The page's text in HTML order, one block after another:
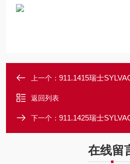
上一个： 911.1415瑞士SYLVAC
返回列表
下一个： 911.1425瑞士SYLVAC
在线留